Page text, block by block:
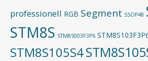
professionell RGB Segment SSOP48
STM8S STM8S003F3P6
STM8S105S4